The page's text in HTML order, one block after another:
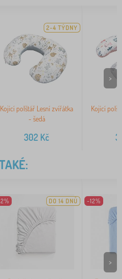
2-4 TÝDNY
Kojící polštář Lesní zvířátka
- šedá
302 Kč
Kojící
>
DO 14 DNŮ -12%
>